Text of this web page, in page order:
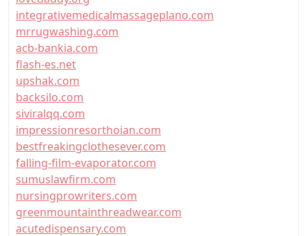
integrativemedicalmassageplano.com
mrrugwashing.com
acb-bankia.com
flash-es.net
upshak.com
backsilo.com
siviralqq.com
impressionresorthoian.com
bestfreakingclothesever.com
falling-film-evaporator.com
sumuslawfirm.com
nursingprowriters.com
greenmountainthreadwear.com
acutedispensary.com